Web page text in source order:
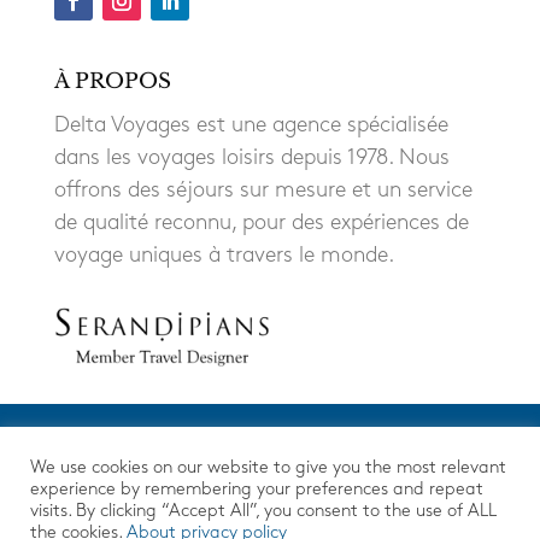
À PROPOS
Delta Voyages est une agence spécialisée
dans les voyages loisirs depuis 1978. Nous
offrons des séjours sur mesure et un service
de qualité reconnu, pour des expériences de
voyage uniques à travers le monde.
We use cookies on our website to give you the most relevant
experience by remembering your preferences and repeat
visits. By clicking “Accept All”, you consent to the use of ALL
the cookies. About privacy policy